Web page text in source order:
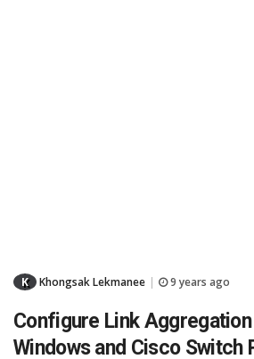
K Khongsak Lekmanee 9 years ago
Configure Link
Windows and Cisco Switch